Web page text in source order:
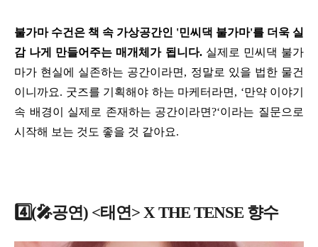
불가마 수건은 책 속 가상공간인 '민씨댁 불가마'를 더욱 실
감 나게 만들어주는 매개체가 됩니다.실제로 민씨댁 불가
마가 현실에 실존하는 공간이라면, 정말로 있을 법한 물건
이니까요. 굿즈를 기획해야 하는 마케터라면, ‘만약 이야기
속 배경이 실제로 존재하는 공간이라면?‘이라는 질문으로
시작해 보는 것도 좋을 것 같아요.
4️⃣(🎤공연) <태연> X THE TENSE 향수